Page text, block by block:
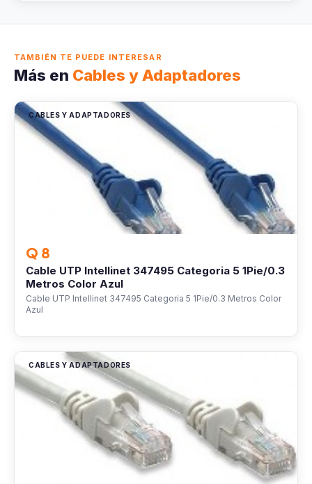
TAMBIÉN TE PUEDE INTERESAR
Más en Cables y Adaptadores
CABLES Y ADAPTADORES
Q 8
Cable UTP Intellinet 347495 Categoria 5 1Pie/0.3
Metros Color Azul
Cable UTP Intellinet 347495 Categoria 5 1Pie/0.3 Metros Color
Azul
CABLES Y ADAPTADORES